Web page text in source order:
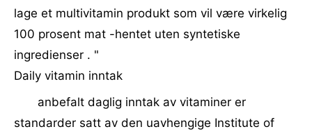
lage et multivitamin produkt som vil være virkelig
100 prosent mat -hentet uten syntetiske
ingredienser . "
Daily vitamin inntak
anbefalt daglig inntak av vitaminer er
standarder satt av den uavhengige Institute of